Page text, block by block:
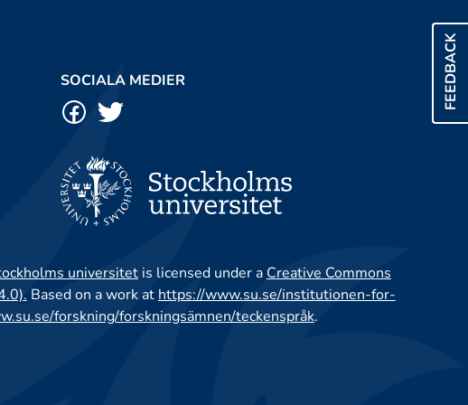
FEEDBACK
SOCIALA MEDIER
universitetis licensed under a Creative Commons
Based on a work at https://www.su.se/institutionen-for-
forskning/forskningsämnen/teckenspråk.